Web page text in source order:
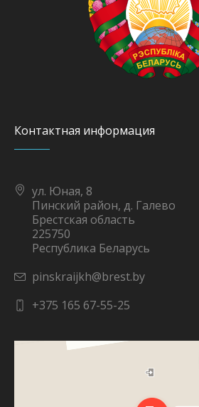
Контактная информация
ул. Юная, 8
Пинский район, д. Галево
Брестская область
225750
Республика Беларусь
pinskraijkh@brest.by
+375 165 67-55-25
Яндекс Карты